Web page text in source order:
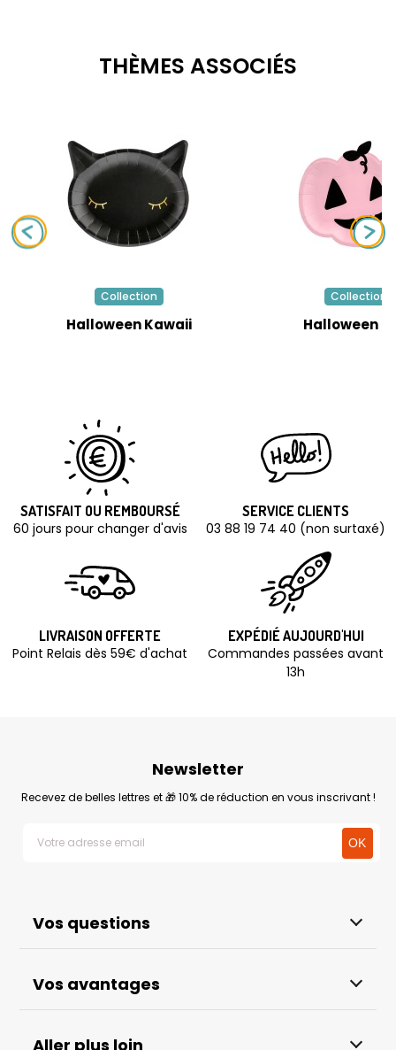
THÈMES ASSOCIÉS
Collection
Halloween Kawaii
Collection
Halloween
SATISFAIT OU REMBOURSÉ
60 jours pour changer d'avis
SERVICE CLIENTS
03 88 19 74 40 (non surtaxé)
LIVRAISON OFFERTE
Point Relais dès 59€ d'achat
EXPÉDIÉ AUJOURD'HUI
Commandes passées avant
13h
Vos questions
Vos avantages
Aller plus loin
Newsletter
Recevez de belles lettres et 🎁 10% de réduction en vous inscrivant !